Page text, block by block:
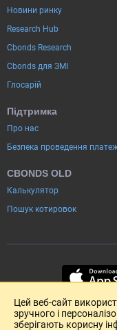
Новини ринку
Research Hub
Cbonds Research
Cbonds для ЗМІ
Глосарій
Підтримка
Про нас
Безпека проведення
CBONDS OLD
Калькулятор
Пошук котировок
Цей веб-сайт
зручного і
зберігають корисну